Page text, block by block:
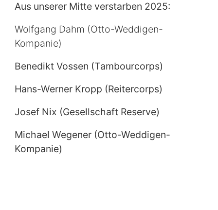
Aus unserer Mitte verstarben 2025:
Wolfgang Dahm (Otto-Weddigen-
Kompanie)
Benedikt Vossen (Tambourcorps)
Hans-Werner Kropp (Reitercorps)
Josef Nix (Gesellschaft Reserve)
Michael Wegener (Otto-Weddigen-
Kompanie)